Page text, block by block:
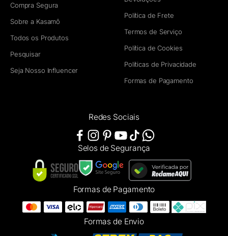
Compra Segura
Sobre a Kasamô
Todos os Produtos
Pesquisar
Seja Nosso Influencer
Política de Frete
Termos de Serviço
Política de Cookies
Políticas de Privacidade
Formas de Pagamento
Redes Sociais
Selos de Segurança
Formas de Pagamento
Formas de Envio